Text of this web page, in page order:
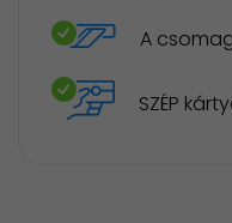
A
SZÉP